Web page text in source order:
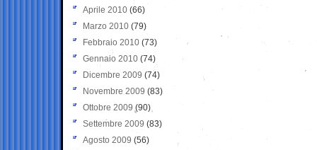
Aprile 2010 (66)
Marzo 2010 (79)
Febbraio 2010 (73)
Gennaio 2010 (74)
Dicembre 2009 (74)
Novembre 2009 (83)
Ottobre 2009 (90)
Settembre 2009 (83)
Agosto 2009 (56)